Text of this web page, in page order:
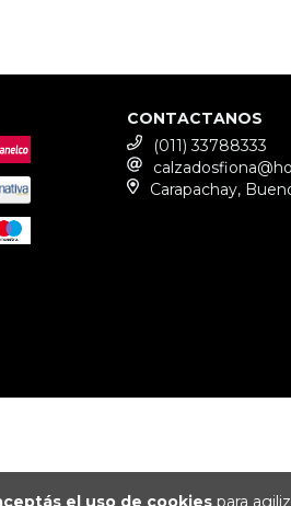
el uso de cookies para
CONTACTANOS
(011) 33788333
Carapachay,